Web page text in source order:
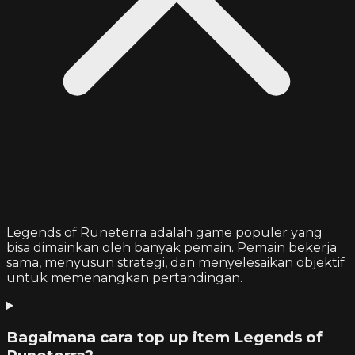
Legends of Runeterra adalah game populer yang
bisa dimainkan oleh banyak pemain. Pemain bekerja
sama, menyusun strategi, dan menyelesaikan objektif
untuk memenangkan pertandingan.
Bagaimana cara top up item Legends of